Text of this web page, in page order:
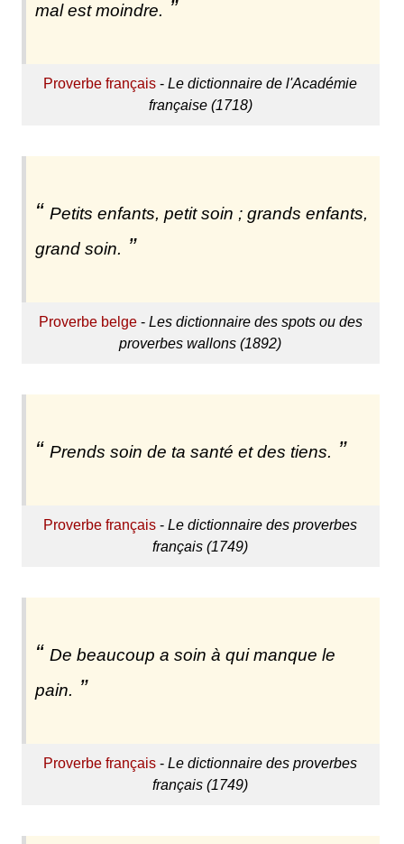
mal est moindre.
Proverbe français -Le dictionnaire de l'Académie
française (1718)
Petits enfants, petit soin ; grands enfants,
grand soin.
Proverbe belge- Les dictionnaire des spots ou des
proverbes wallons (1892)
Prends soin de ta santé et des tiens.
Proverbe français -Le dictionnaire des proverbes
français (1749)
De beaucoup a soin à qui manque le
pain.
Proverbe français -Le dictionnaire des proverbes
français (1749)